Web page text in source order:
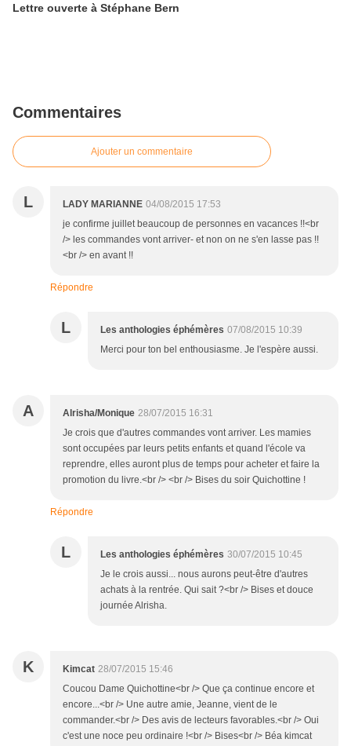
Lettre ouverte à Stéphane Bern
Commentaires
Ajouter un commentaire
L LADY MARIANNE 04/08/2015 17:53
je confirme juillet beaucoup de personnes en vacances !!<br
/> les commandes vont arriver- et non on ne s'en lasse pas !!
<br /> en avant !!
Répondre
L Les anthologies éphémères 07/08/2015 10:39
Merci pour ton bel enthousiasme. Je l'espère aussi.
A Alrisha/Monique 28/07/2015 16:31
Je crois que d'autres commandes vont arriver. Les mamies
sont occupées par leurs petits enfants et quand l'école va
reprendre, elles auront plus de temps pour acheter et faire la
promotion du livre.<br /> <br /> Bises du soir Quichottine !
Répondre
L Les anthologies éphémères 30/07/2015 10:45
Je le crois aussi... nous aurons peut-être d'autres
achats à la rentrée. Qui sait ?<br /> Bises et douce
journée Alrisha.
K Kimcat 28/07/2015 15:46
Coucou Dame Quichottine<br /> Que ça continue encore et
encore...<br /> Une autre amie, Jeanne, vient de le
commander.<br /> Des avis de lecteurs favorables.<br /> Oui
c'est une noce peu ordinaire !<br /> Bises<br /> Béa kimcat